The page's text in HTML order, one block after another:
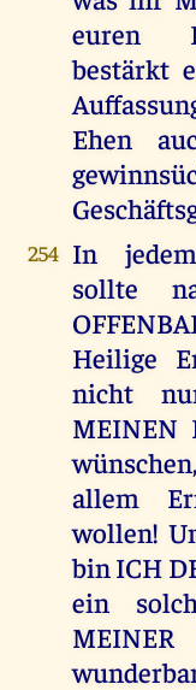
euren
bestärkt
Ehen
254 In
sollte
Heilige
nicht
MEINEN
allem
wollen!
bin ICH
ein